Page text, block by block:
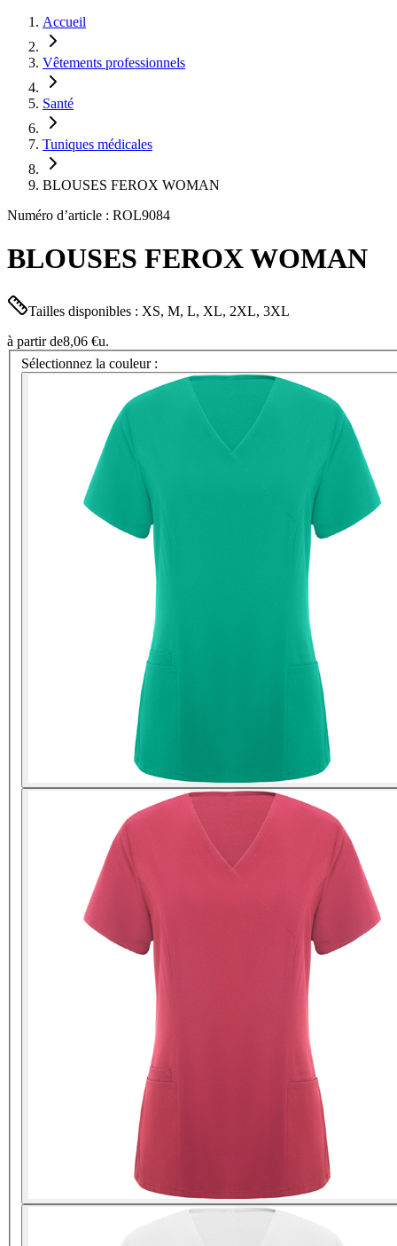
Accueil
Vêtements professionnels
Santé
Tuniques médicales
BLOUSES FEROX WOMAN
Numéro d’article : ROL9084
BLOUSES FEROX WOMAN
Tailles disponibles : XS, M, L, XL, 2XL, 3XL
à partir de8,06 €u.
Sélectionnez la couleur :